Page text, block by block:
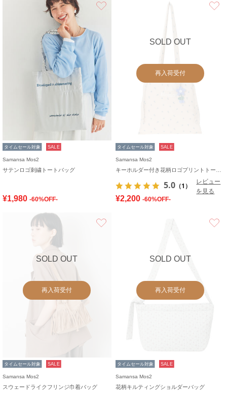
タイムセール対象 SALE
Samansa Mos2
サテンロゴ刺繍トートバッグ
¥1,980 -60%OFF-
SOLD OUT
再入荷受付
タイムセール対象 SALE
Samansa Mos2
5.0 （1）
レビュー
を見る
¥2,200 -60%OFF-
SOLD OUT
再入荷受付
タイムセール対象 SALE
Samansa Mos2
スウェードライクフリンジ巾着バッグ
SOLD OUT
再入荷受付
タイムセール対象 SALE
Samansa Mos2
花柄キルティングショルダーバッグ